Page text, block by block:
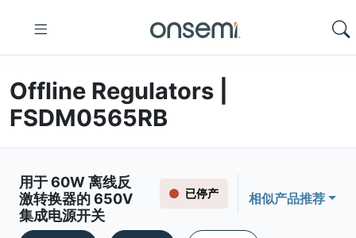
Offline Regulators |
FSDM0565RB
用于 60W 离线反
激转换器的 650V
集成电源开关
已停产 相似产品推荐